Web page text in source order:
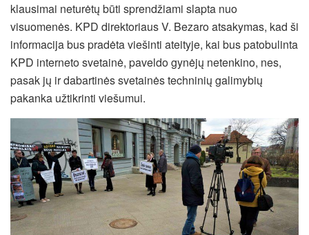
klausimai neturėtų būti sprendžiami slapta nuo
visuomenės. KPD direktoriaus V. Bezaro atsakymas, kad ši
informacija bus pradėta viešinti ateityje, kai bus patobulinta
KPD interneto svetainė, paveldo gynėjų netenkino, nes,
pasak jų ir dabartinės svetainės techninių galimybių
pakanka užtikrinti viešumui.